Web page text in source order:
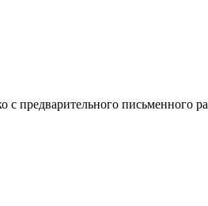
с предварительного письменного